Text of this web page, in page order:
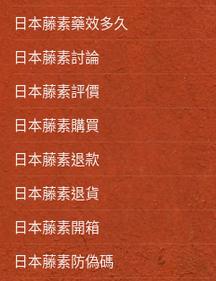
日本藤素藥效多久
日本藤素討論
日本藤素評價
日本藤素購買
日本藤素退款
日本藤素退貨
日本藤素開箱
日本藤素防偽碼